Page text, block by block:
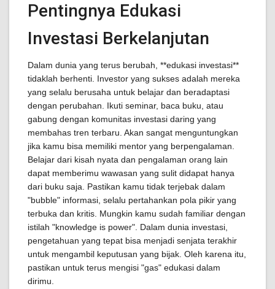
Pentingnya Edukasi
Investasi Berkelanjutan
Dalam dunia yang terus berubah, **edukasi investasi**
tidaklah berhenti. Investor yang sukses adalah mereka
yang selalu berusaha untuk belajar dan beradaptasi
dengan perubahan. Ikuti seminar, baca buku, atau
gabung dengan komunitas investasi daring yang
membahas tren terbaru. Akan sangat menguntungkan
jika kamu bisa memiliki mentor yang berpengalaman.
Belajar dari kisah nyata dan pengalaman orang lain
dapat memberimu wawasan yang sulit didapat hanya
dari buku saja. Pastikan kamu tidak terjebak dalam
"bubble" informasi, selalu pertahankan pola pikir yang
terbuka dan kritis. Mungkin kamu sudah familiar dengan
istilah "knowledge is power". Dalam dunia investasi,
pengetahuan yang tepat bisa menjadi senjata terakhir
untuk mengambil keputusan yang bijak. Oleh karena itu,
pastikan untuk terus mengisi "gas" edukasi dalam
dirimu.